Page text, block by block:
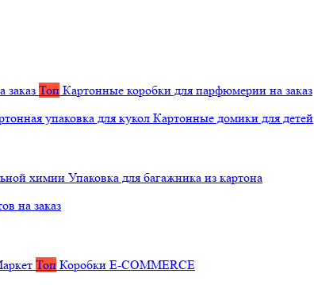
заказ Топ Картонные коробки для парфюмерии на заказ
упаковка для кукол Картонные домики для детей
химии Упаковка для багажника из картона
на заказ
Топ Коробки E-COMMERCE